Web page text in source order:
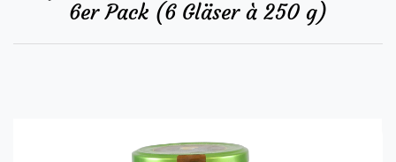
6er Pack (6 Gläser à 250 g)